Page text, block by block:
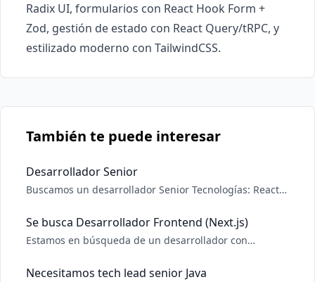
Radix UI, formularios con React Hook Form +
Zod, gestión de estado con React Query/tRPC, y
estilizado moderno con TailwindCSS.
También te puede interesar
Desarrollador Senior
Buscamos un desarrollador Senior Tecnologías: React,
Se busca Desarrollador Frontend (Next.js)
Estamos en búsqueda de un desarrollador con
crecimiento. Buscamos a alguien proactivo, con buena
Necesitamos tech lead senior Java